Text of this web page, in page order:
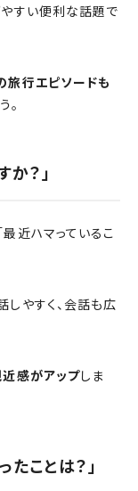
やすい便利な話題で
旅行エピソードも
。
？」
近ハマっているこ
やすく、会話も広
近感がアップしま
ことは？」